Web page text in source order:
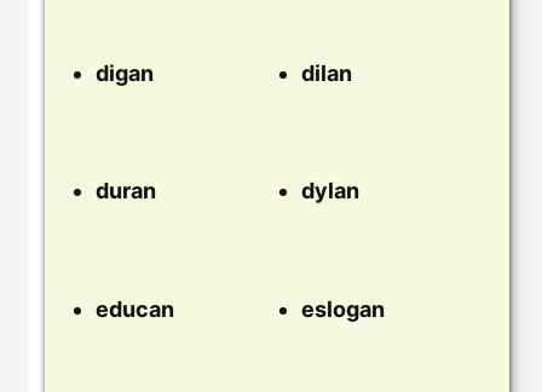
digan dilan
duran dylan
educan eslogan